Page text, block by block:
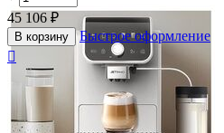
45 106 ₽
В корзину
Быстрое оформление
